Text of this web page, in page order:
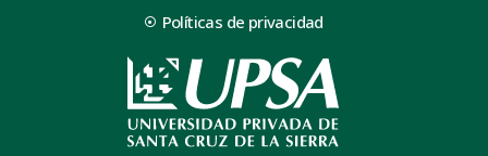
Políticas de privacidad